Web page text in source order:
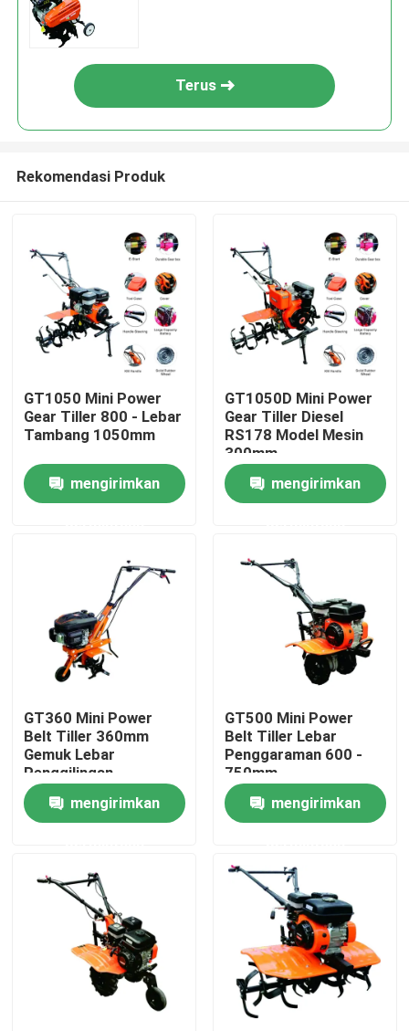
Rumah
Kontak
Produk
Generator Pengelasan Bensin
Generator Pengelasan Diesel
Generator Las Portabel
Tongkat Pengelasan Generator
Tukang Las yang Digerakkan Mesin
Terus
Rekomendasi Produk
GT1050 Mini Power
Gear Tiller 800 - Lebar
Tambang 1050mm
mengirimkan
GT1050D Mini Power
Gear Tiller Diesel
RS178 Model Mesin
300mm
mengirimkan
GT360 Mini Power
Belt Tiller 360mm
Gemuk Lebar
Penggilingan
mengirimkan
GT500 Mini Power
Belt Tiller Lebar
Penggaraman 600 -
750mm
mengirimkan